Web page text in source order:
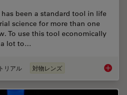
been a standard tool in life
science for more than one
To use this tool economically
a lot to…
リアル 対物レンズ Optical